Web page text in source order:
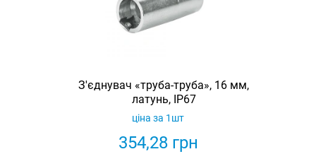
З'єднувач «труба-труба», 16 мм,
латунь, IP67
354,28грн
ціна за 1шт